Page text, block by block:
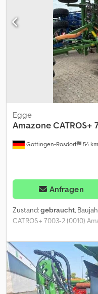
Göttingen-Rosdorf 54 km
Egge
AmazoneCATROS+
Anfragen
Zustand:gebraucht,
CATROS+ 7003-2 (0010)
Grundmaschine Catros+
gebremste Achse (0050)
Unterlenkeranhängung Kat.
Hydraulische
für die Straßenfahrt (0100)
Scheibenträgerfeld